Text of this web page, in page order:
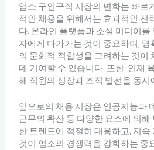
업소 구인구직 시장의 변화는 빠르
적인 채용을 위해서는 효과적인 전
다. 온라인 플랫폼과 소셜 미디어를
자에게 다가가는 것이 중요하며,
의 문화적 적합성을 고려하는 것이
데 기여할 수 있습니다. 또한, 인재
해 직원의 성장과 조직 발전을 동시
앞으로의 채용 시장은 인공지능과
근무의 확산 등 다양한 요소에 의해
한 트렌드에 적절히 대응하고, 지
것이 업소의 경쟁력을 강화하는 중